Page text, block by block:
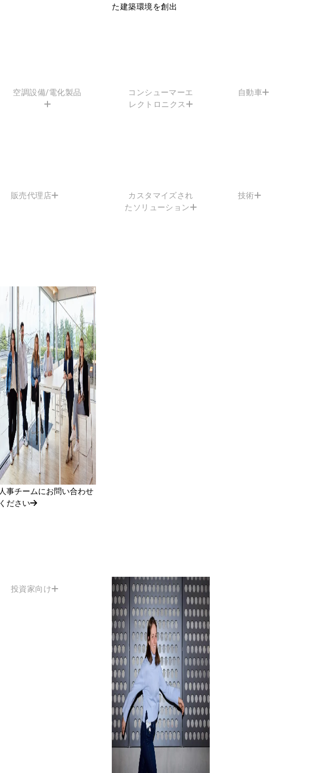
た建築環境を創出
空調設備/電化製品
コンシューマーエ
レクトロニクス
自動車
販売代理店
カスタマイズされ
たソリューション
技術
人事チームにお問い合わせ
ください
投資家向け